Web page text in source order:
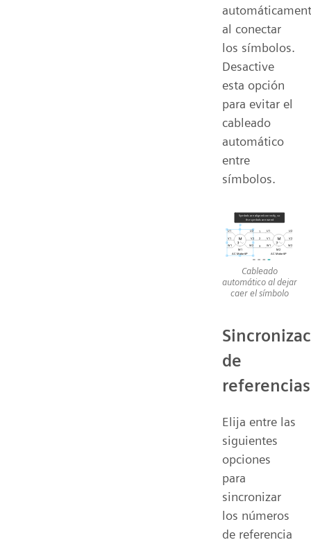
al conectar
los símbolos.
Desactive
esta opción
para evitar el
cableado
automático
entre
símbolos.
Cableado
automático al dejar
caer el símbolo
de
referencias
Elija entre las
siguientes
opciones
para
sincronizar
los números
de referencia